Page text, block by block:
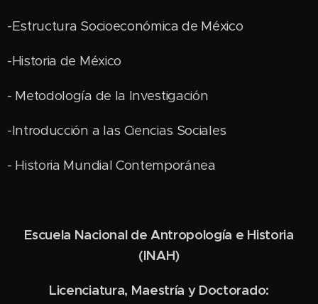
-Estructura Socioeconómica de México
-Historia de México
- Metodología de la Investigación
-Introducción a las Ciencias Sociales
- Historia Mundial Contemporánea
Escuela Nacional de Antropología e Historia
(INAH)
Licenciatura, Maestría y Doctorado: